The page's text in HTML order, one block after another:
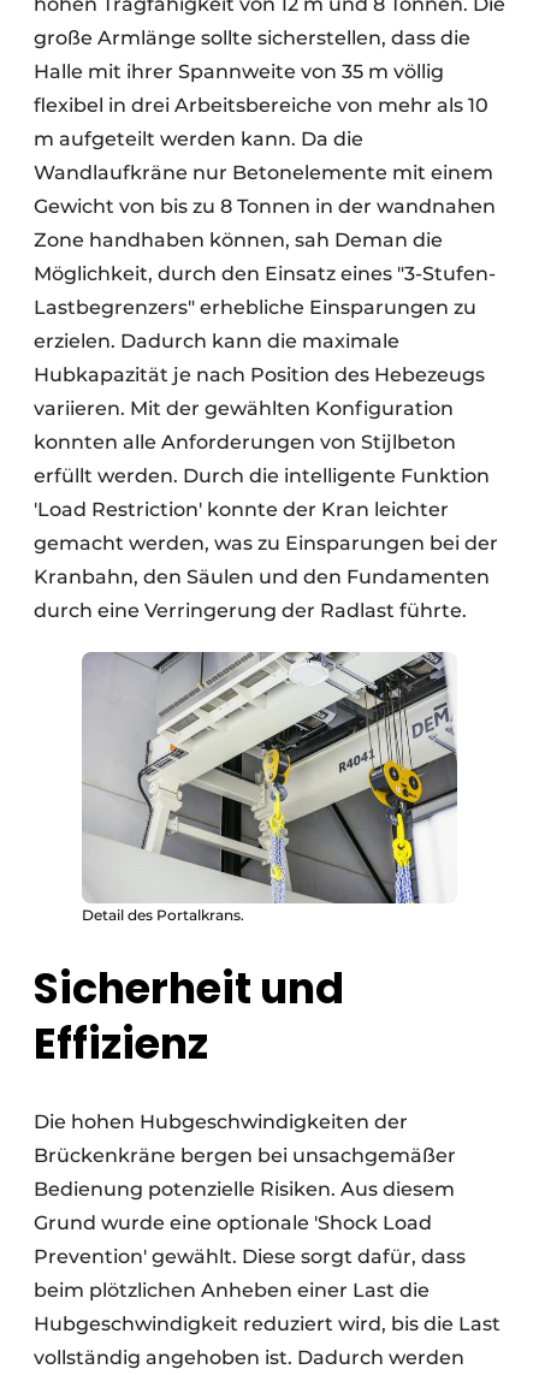
hohen Tragfähigkeit von 12 m und 8 Tonnen. Die
große Armlänge sollte sicherstellen, dass die
Halle mit ihrer Spannweite von 35 m völlig
flexibel in drei Arbeitsbereiche von mehr als 10
m aufgeteilt werden kann. Da die
Wandlaufkräne nur Betonelemente mit einem
Gewicht von bis zu 8 Tonnen in der wandnahen
Zone handhaben können, sah Deman die
Möglichkeit, durch den Einsatz eines "3-Stufen-
Lastbegrenzers" erhebliche Einsparungen zu
erzielen. Dadurch kann die maximale
Hubkapazität je nach Position des Hebezeugs
variieren. Mit der gewählten Konfiguration
konnten alle Anforderungen von Stijlbeton
erfüllt werden. Durch die intelligente Funktion
'Load Restriction' konnte der Kran leichter
gemacht werden, was zu Einsparungen bei der
Kranbahn, den Säulen und den Fundamenten
durch eine Verringerung der Radlast führte.
Detail des Portalkrans.
Sicherheit und
Effizienz
Die hohen Hubgeschwindigkeiten der
Brückenkräne bergen bei unsachgemäßer
Bedienung potenzielle Risiken. Aus diesem
Grund wurde eine optionale 'Shock Load
Prevention' gewählt. Diese sorgt dafür, dass
beim plötzlichen Anheben einer Last die
Hubgeschwindigkeit reduziert wird, bis die Last
vollständig angehoben ist. Dadurch werden